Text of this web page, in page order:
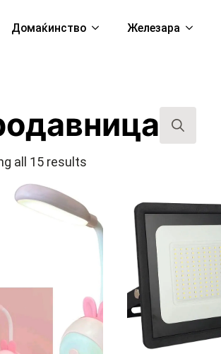
Домаќинство Железара
all 15 results